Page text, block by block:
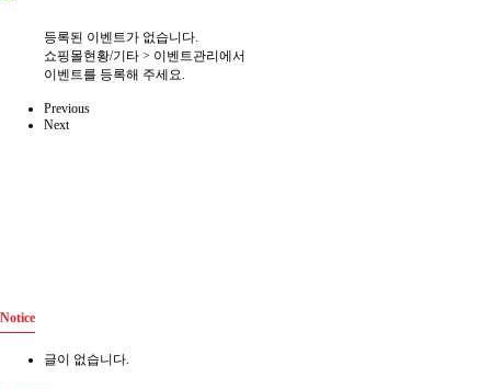
등록된 이벤트가 없습니다.
쇼핑몰현황/기타 > 이벤트관리에서
이벤트를 등록해 주세요.
Previous
Next
Notice
글이 없습니다.